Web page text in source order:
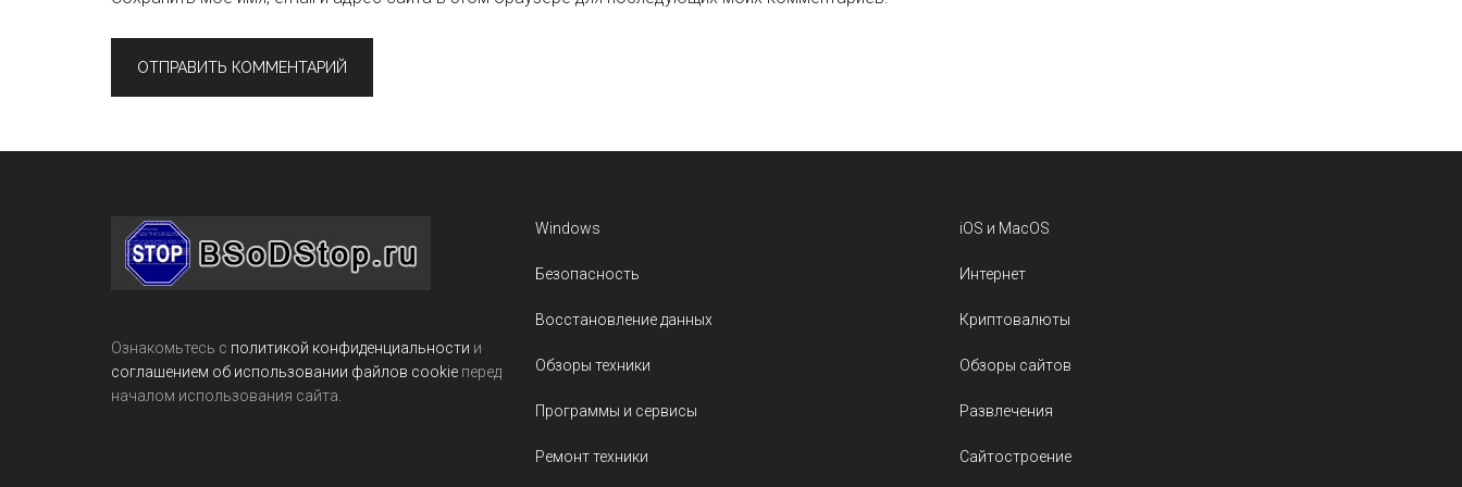
Ознакомьтесь с политикой конфиденциальности и
соглашением об использовании файлов cookie перед
началом использования сайта.
Windows
Безопасность
Восстановление данных
Обзоры техники
Программы и сервисы
Ремонт техники
iOS и MacOS
Интернет
Криптовалюты
Обзоры сайтов
Развлечения
Сайтостроение